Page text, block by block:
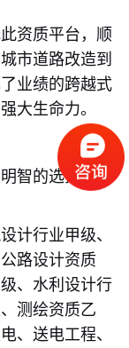
资质平台，顺
市道路改造到
业绩的跨越式
大生命力。
智的选择，胜
计行业甲级、
路设计资质
、水利设计行
测绘资质乙
、送电工程、